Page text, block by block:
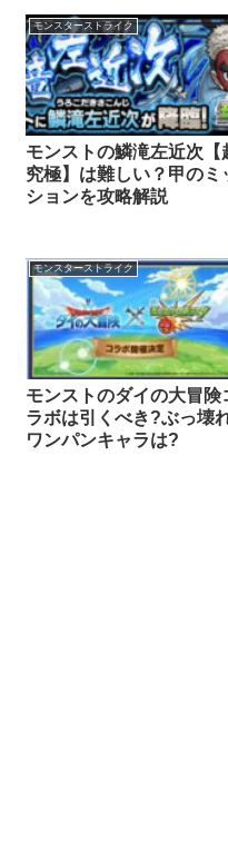
モンスターストライク
モンストの鱗滝左近次【
究極】は難しい？甲のミ
ションを攻略解説
モンスターストライク
モンストのダイの大冒険
ラボは引くべき?ぶっ壊
ワンパンキャラは?